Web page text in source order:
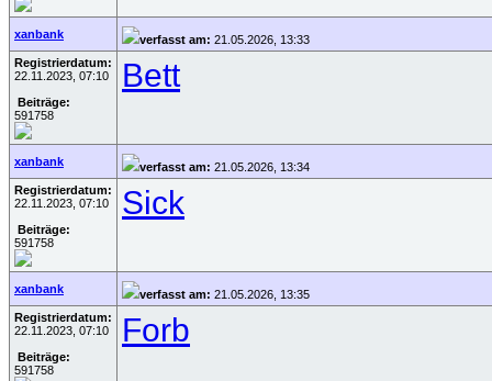
xanbank verfasst am: 21.05.2026, 13:33
Registrierdatum:
22.11.2023, 07:10
Beiträge:
591758
Bett
xanbank verfasst am: 21.05.2026, 13:34
Registrierdatum:
22.11.2023, 07:10
Beiträge:
591758
Sick
xanbank verfasst am: 21.05.2026, 13:35
Registrierdatum:
22.11.2023, 07:10
Beiträge:
591758
Forb